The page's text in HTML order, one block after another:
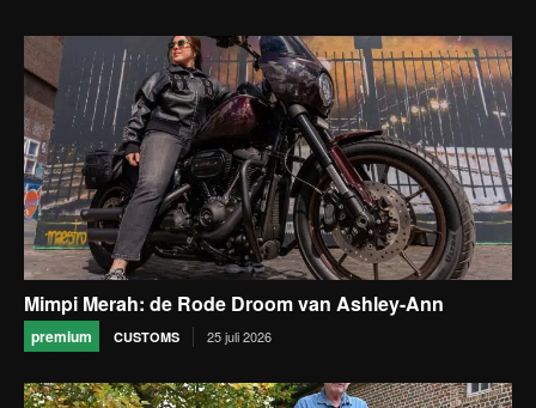
Mimpi Merah: de Rode Droom van Ashley-Ann
premium CUSTOMS 25 juli 2026